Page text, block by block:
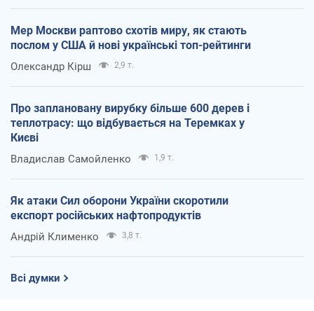
Мер Москви раптово схотів миру, як стають
послом у США й нові українські топ-рейтинги
Олександр Кірш 2,9 т.
Про заплановану вирубку більше 600 дерев і
теплотрасу: що відбувається на Теремках у
Києві
Владислав Самойленко 1,9 т.
Як атаки Сил оборони України скоротили
експорт російських нафтопродуктів
Андрій Клименко 3,8 т.
Всі думки